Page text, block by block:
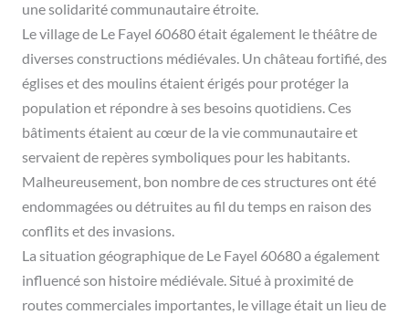
une solidarité communautaire étroite.
Le village de Le Fayel 60680 était également le théâtre de
diverses constructions médiévales. Un château fortifié, des
églises et des moulins étaient érigés pour protéger la
population et répondre à ses besoins quotidiens. Ces
bâtiments étaient au cœur de la vie communautaire et
servaient de repères symboliques pour les habitants.
Malheureusement, bon nombre de ces structures ont été
endommagées ou détruites au fil du temps en raison des
conflits et des invasions.
La situation géographique de Le Fayel 60680 a également
influencé son histoire médiévale. Situé à proximité de
routes commerciales importantes, le village était un lieu de